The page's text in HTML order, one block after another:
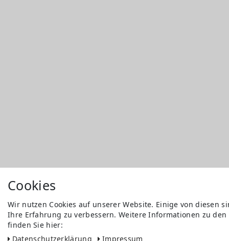
Cookies
Wir nutzen Cookies auf unserer Website. Einige von diesen
Ihre Erfahrung zu verbessern. Weitere Informationen zu
finden Sie hier:
Daten­schutz­erklärung
Impressum